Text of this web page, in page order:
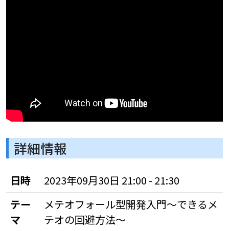
詳細情報
日時
2023年09月30日 21:00 - 21:30
テー
マ
メテオフォール型開発入門～できるメ
テオの回避方法～